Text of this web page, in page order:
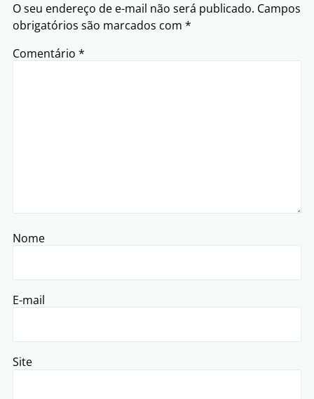
O seu endereço de e-mail não será publicado. Campos
obrigatórios são marcados com *
Comentário *
Nome
E-mail
Site